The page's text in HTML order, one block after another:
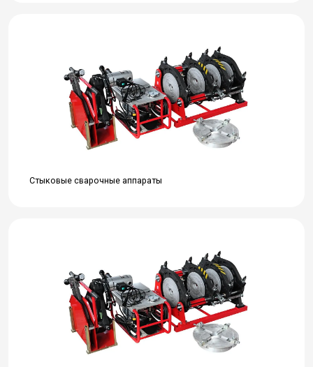
Стыковые сварочные аппараты